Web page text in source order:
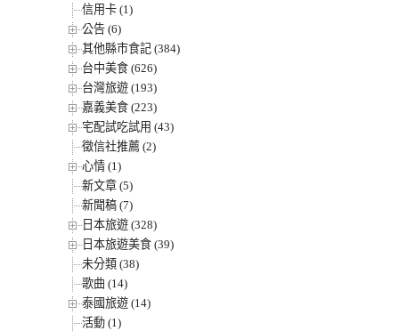
信用卡 (1)
公告 (6)
其他縣市食記 (384)
台中美食 (626)
台灣旅遊 (193)
嘉義美食 (223)
宅配試吃試用 (43)
徵信社推薦 (2)
心情 (1)
新文章 (5)
新聞稿 (7)
日本旅遊 (328)
日本旅遊美食 (39)
未分類 (38)
歌曲 (14)
泰國旅遊 (14)
活動 (1)